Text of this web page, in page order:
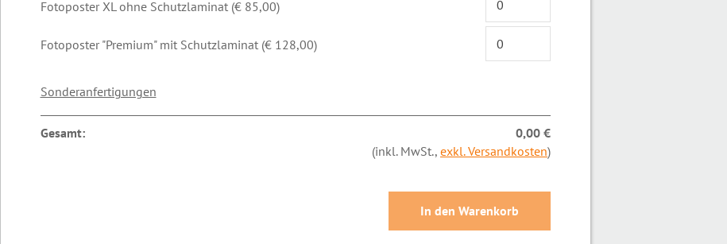
Fotoposter XL ohne Schutzlaminat (€ 85,00)
Fotoposter "Premium" mit Schutzlaminat (€ 128,00)
Sonderanfertigungen
Gesamt:
0,00 €
(inkl. MwSt., exkl. Versandkosten)